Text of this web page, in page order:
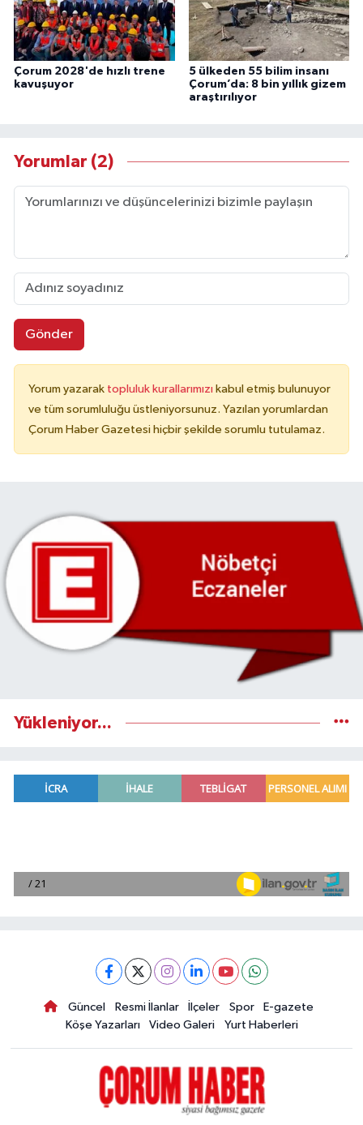
Çorum 2028'de hızlı trene
kavuşuyor
5 ülkeden 55 bilim insanı
Çorum’da: 8 bin yıllık gizem
araştırılıyor
Yorumlar (2)
Gönder
Yorum yazarak topluluk kurallarımızı kabul etmiş bulunuyor
ve tüm sorumluluğu üstleniyorsunuz. Yazılan yorumlardan
Çorum Haber Gazetesi hiçbir şekilde sorumlu tutulamaz.
Yükleniyor...
Güncel Resmi İlanlar İlçeler Spor
E-gazete
Köşe Yazarları
Video Galeri Yurt Haberleri